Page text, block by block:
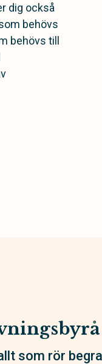
dig också
behövs
behövs till
som rör